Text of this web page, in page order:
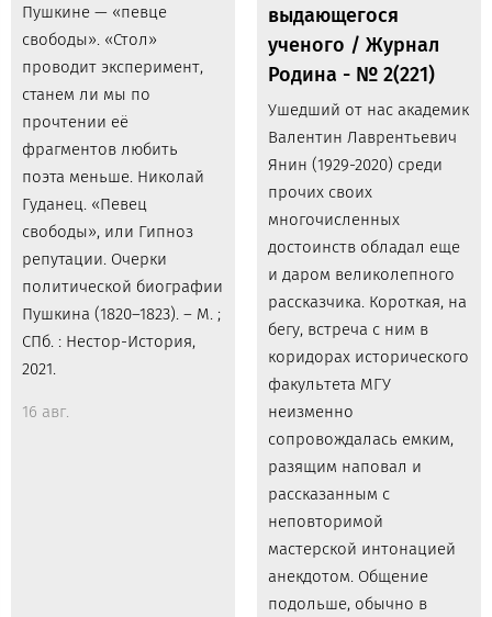
Пушкине — «певце
свободы». «Стол»
проводит эксперимент,
станем ли мы по
прочтении её
фрагментов любить
поэта меньше. Николай
Гуданец. «Певец
свободы», или Гипноз
репутации. Очерки
политической биографии
Пушкина (1820–1823). – М. ;
СПб. : Нестор-История,
2021.
16 авг.
выдающегося
ученого / Журнал
Родина - № 2(221)
Ушедший от нас академик
Валентин Лаврентьевич
Янин (1929-2020) среди
прочих своих
многочисленных
достоинств обладал еще
и даром великолепного
рассказчика. Короткая, на
бегу, встреча с ним в
коридорах исторического
факультета МГУ
неизменно
сопровождалась емким,
разящим наповал и
рассказанным с
неповторимой
мастерской интонацией
анекдотом. Общение
подольше, обычно в